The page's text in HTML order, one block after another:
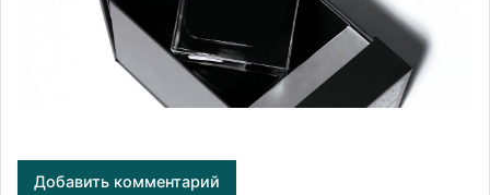
Добавить комментарий